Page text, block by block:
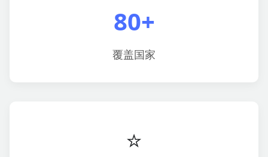
80+
覆盖国家
⭐